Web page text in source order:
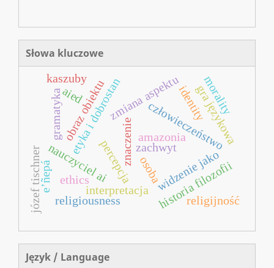
Słowa kluczowe
człowieczeństwo
percepcja
etyka i dobrostan zachwyt
widzenie jako
zmiana aspektu
obraz obiektu
gramatyka
nauczyciel ai znaczenie
interpretacja
aied gra językowa
identity
historia filozofii
ethics
morality
religiousness
e’ñepá
amazonia
osoba
religijność
kaszuby
józef tischner
Język / Language